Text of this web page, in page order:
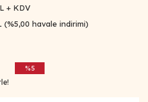
+ KDV
(%5,00 havale indirimi)
%5